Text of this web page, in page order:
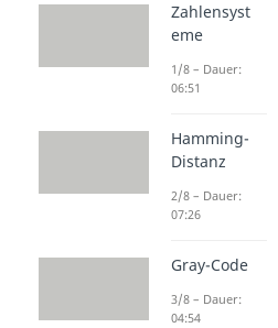
Wichtige
Du möchtest
Gatter ist? In
Videozeigen wir
Zahlensyst
eme
1/8 – Dauer:
06:51
Hamming-
Distanz
2/8 – Dauer:
07:26
Gray-Code
3/8 – Dauer:
04:54